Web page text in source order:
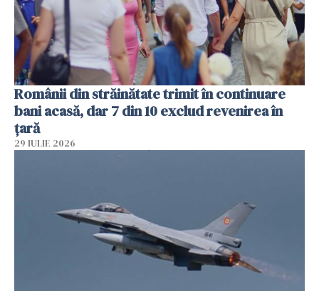
Românii din străinătate trimit în continuare
bani acasă, dar 7 din 10 exclud revenirea în
țară
29 IULIE 2026